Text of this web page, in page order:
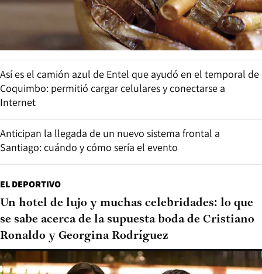
Así es el camión azul de Entel que ayudó en el temporal de
Coquimbo: permitió cargar celulares y conectarse a
Internet
Anticipan la llegada de un nuevo sistema frontal a
Santiago: cuándo y cómo sería el evento
EL DEPORTIVO
Un hotel de lujo y muchas celebridades: lo que
se sabe acerca de la supuesta boda de Cristiano
Ronaldo y Georgina Rodríguez